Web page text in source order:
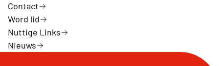
Contact
Word lid
Nuttige Links
Nieuws